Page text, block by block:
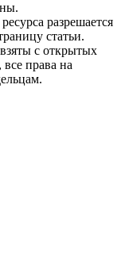
разрешается
статьи.
с открытых
права на